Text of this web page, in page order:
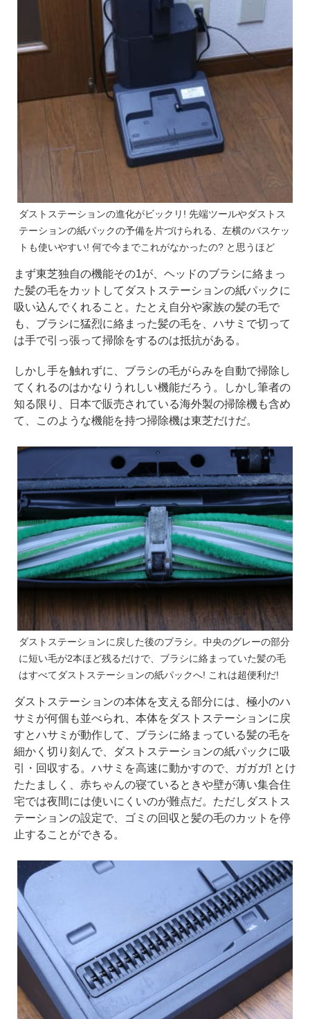
ダストステーションの進化がビックリ! 先端ツールやダストス
テーションの紙パックの予備を片づけられる、左横のバスケッ
トも使いやすい! 何で今までこれがなかったの? と思うほど
まず東芝独自の機能その1が、ヘッドのブラシに絡まっ
た髪の毛をカットしてダストステーションの紙パックに
吸い込んでくれること。たとえ自分や家族の髪の毛で
も、ブラシに猛烈に絡まった髪の毛を、ハサミで切って
は手で引っ張って掃除をするのは抵抗がある。
しかし手を触れずに、ブラシの毛がらみを自動で掃除し
てくれるのはかなりうれしい機能だろう。しかし筆者の
知る限り、日本で販売されている海外製の掃除機も含め
て、このような機能を持つ掃除機は東芝だけだ。
ダストステーションに戻した後のブラシ。中央のグレーの部分
に短い毛が2本ほど残るだけで、ブラシに絡まっていた髪の毛
はすべてダストステーションの紙パックへ! これは超便利だ!
ダストステーションの本体を支える部分には、極小のハ
サミが何個も並べられ、本体をダストステーションに戻
すとハサミが動作して、ブラシに絡まっている髪の毛を
細かく切り刻んで、ダストステーションの紙パックに吸
引・回収する。ハサミを高速に動かすので、ガガガ! とけ
たたましく、赤ちゃんの寝ているときや壁が薄い集合住
宅では夜間には使いにくいのが難点だ。ただしダストス
テーションの設定で、ゴミの回収と髪の毛のカットを停
止することができる。